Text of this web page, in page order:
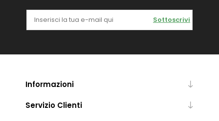
Sottoscrivi
Informazioni
Servizio Clienti